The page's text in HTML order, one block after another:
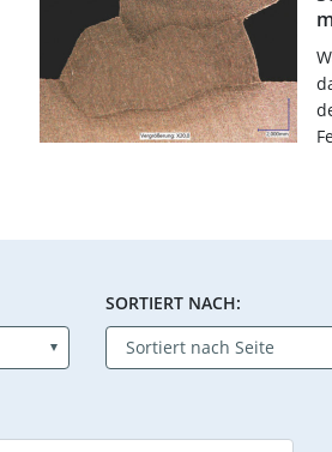
SORTIERT NACH: